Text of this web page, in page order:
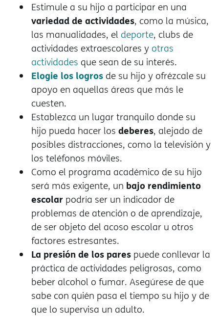
Estimule a su hijo a participar en una
variedad de actividades, como la música,
las manualidades, el deporte, clubs de
actividades extraescolares y otras
actividades que sean de su interés.
Elogie los logros de su hijo y ofrézcale su
apoyo en aquellas áreas que más le
cuesten.
Establezca un lugar tranquilo donde su
hijo pueda hacer los deberes, alejado de
posibles distracciones, como la televisión y
los teléfonos móviles.
Como el programa académico de su hijo
será más exigente, un bajo rendimiento
escolar podría ser un indicador de
problemas de atención o de aprendizaje,
de ser objeto del acoso escolar u otros
factores estresantes.
La presión de los pares puede conllevar la
práctica de actividades peligrosas, como
beber alcohol o fumar. Asegúrese de que
sabe con quién pasa el tiempo su hijo y de
que lo supervisa un adulto.